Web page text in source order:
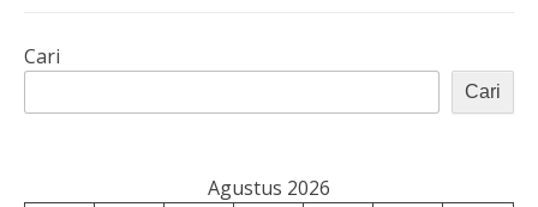
Cari
Cari
Agustus 2026